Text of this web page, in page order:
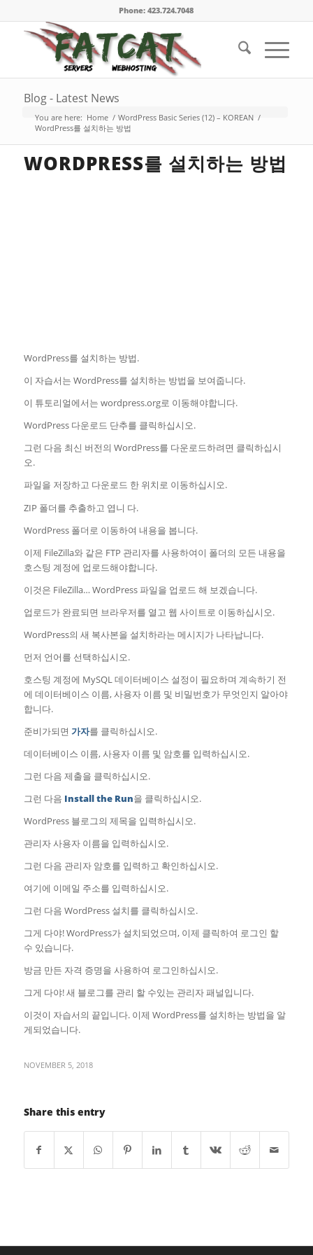
Phone: 423.724.7048
Blog - Latest News
You are here: Home / WordPress Basic Series (12) – KOREAN /
WordPress를 설치하는 방법
WORDPRESS를 설치하는 방법
WordPress를 설치하는 방법.
이 자습서는 WordPress를 설치하는 방법을 보여줍니다.
이 튜토리얼에서는 wordpress.org로 이동해야합니다.
WordPress 다운로드 단추를 클릭하십시오.
그런 다음 최신 버전의 WordPress를 다운로드하려면 클릭하십시
오.
파일을 저장하고 다운로드 한 위치로 이동하십시오.
ZIP 폴더를 추출하고 엽니 다.
WordPress 폴더로 이동하여 내용을 봅니다.
이제 FileZilla와 같은 FTP 관리자를 사용하여이 폴더의 모든 내용을
호스팅 계정에 업로드해야합니다.
이것은 FileZilla… WordPress 파일을 업로드 해 보겠습니다.
업로드가 완료되면 브라우저를 열고 웹 사이트로 이동하십시오.
WordPress의 새 복사본을 설치하라는 메시지가 나타납니다.
먼저 언어를 선택하십시오.
호스팅 계정에 MySQL 데이터베이스 설정이 필요하며 계속하기 전
에 데이터베이스 이름, 사용자 이름 및 비밀번호가 무엇인지 알아야
합니다.
준비가되면 가자를 클릭하십시오.
데이터베이스 이름, 사용자 이름 및 암호를 입력하십시오.
그런 다음 제출을 클릭하십시오.
그런 다음 Install the Run을 클릭하십시오.
WordPress 블로그의 제목을 입력하십시오.
관리자 사용자 이름을 입력하십시오.
그런 다음 관리자 암호를 입력하고 확인하십시오.
여기에 이메일 주소를 입력하십시오.
그런 다음 WordPress 설치를 클릭하십시오.
그게 다야! WordPress가 설치되었으며, 이제 클릭하여 로그인 할
수 있습니다.
방금 만든 자격 증명을 사용하여 로그인하십시오.
그게 다야! 새 블로그를 관리 할 수있는 관리자 패널입니다.
이것이 자습서의 끝입니다. 이제 WordPress를 설치하는 방법을 알
게되었습니다.
NOVEMBER 5, 2018
Share this entry